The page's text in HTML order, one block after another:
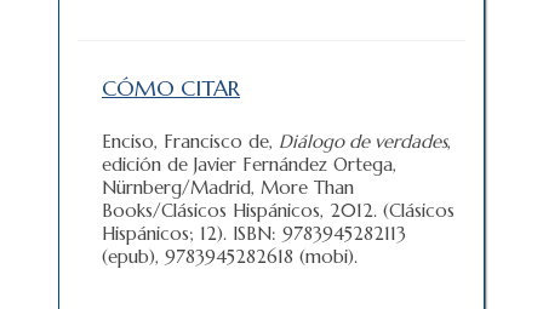
CÓMO CITAR
Enciso, Francisco de, Diálogo de verdades,
edición de Javier Fernández Ortega,
Nürnberg/Madrid, More Than
Books/Clásicos Hispánicos, 2012. (Clásicos
Hispánicos; 12). ISBN: 9783945282113
(epub), 9783945282618 (mobi).